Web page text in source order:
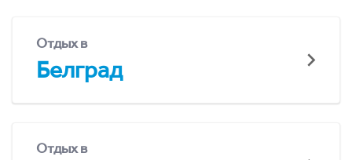
Отдых в
Белград
Отдых в